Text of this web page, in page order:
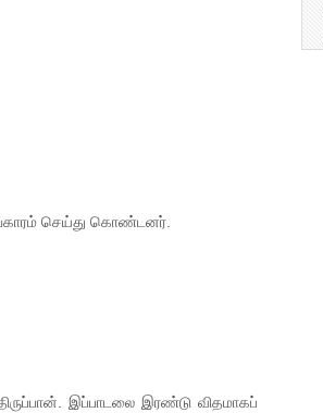
செய்து கொண்டனர்.
இப்பாடலை இரண்டு விதமாகப்